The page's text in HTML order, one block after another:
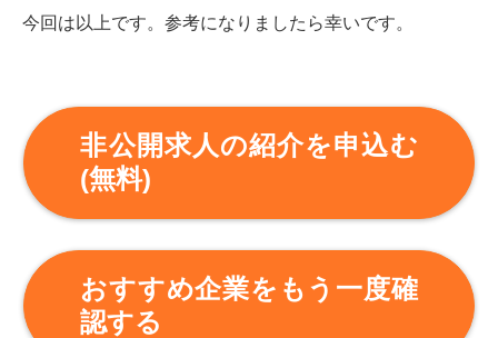
今回は以上です。参考になりましたら幸いです。
非公開求人の紹介を申込む
(無料)
おすすめ企業をもう一度確
認する